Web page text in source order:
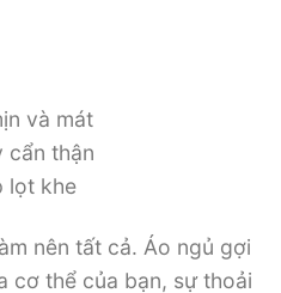
và mát
cẩn thận
lọt khe
nên tất cả. Áo ngủ gợi
cơ thể của bạn, sự thoải